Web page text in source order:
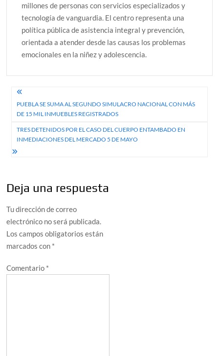
millones de personas con servicios especializados y
tecnología de vanguardia. El centro representa una
política pública de asistencia integral y prevención,
orientada a atender desde las causas los problemas
emocionales en la niñez y adolescencia.
Navegación
de
entradas
PUEBLA SE SUMA AL SEGUNDO SIMULACRO NACIONAL CON MÁS
DE 15 MIL INMUEBLES REGISTRADOS
TRES DETENIDOS POR EL CASO DEL CUERPO ENTAMBADO EN
INMEDIACIONES DEL MERCADO 5 DE MAYO
Deja una respuesta
Tu dirección de correo
electrónico no será publicada.
Los campos obligatorios están
marcados con *
Comentario *